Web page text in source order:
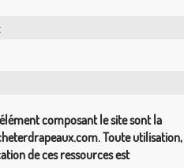
composant le site sont la
Toute utilisation,
de ces ressources est